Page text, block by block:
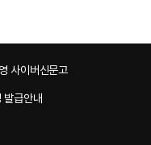
사이버신문고
발급안내